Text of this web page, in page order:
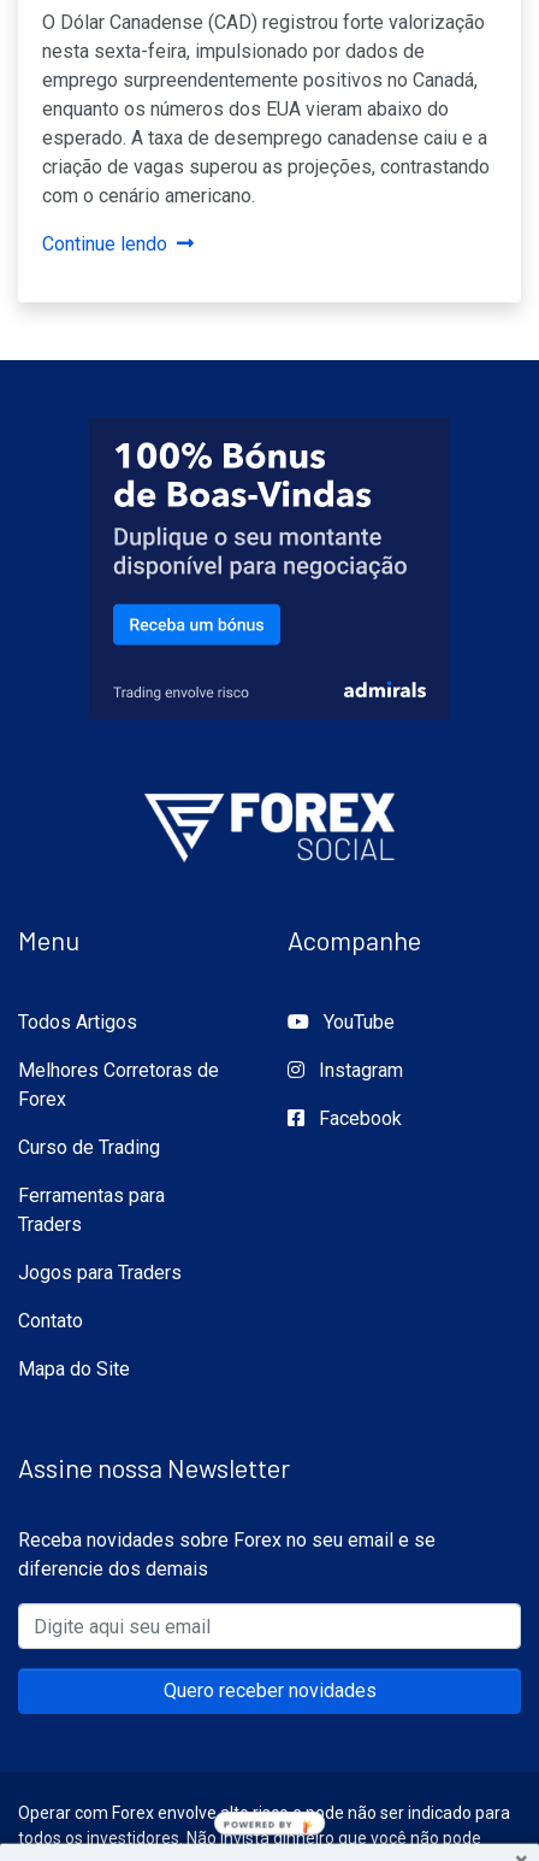
O Dólar Canadense (CAD) registrou forte valorização
nesta sexta-feira, impulsionado por dados de
emprego surpreendentemente positivos no Canadá,
enquanto os números dos EUA vieram abaixo do
esperado. A taxa de desemprego canadense caiu e a
criação de vagas superou as projeções, contrastando
com o cenário americano.
Continue lendo
Menu
Todos Artigos
Melhores Corretoras de
Forex
Curso de Trading
Ferramentas para
Traders
Jogos para Traders
Contato
Mapa do Site
Acompanhe
YouTube
Instagram
Facebook
Assine nossa Newsletter
Receba novidades sobre Forex no seu email e se
diferencie dos demais
Quero receber novidades
Operar com Forex envolve alto risco e pode não ser indicado para
todos os investidores. Não invista dinheiro que você não pode